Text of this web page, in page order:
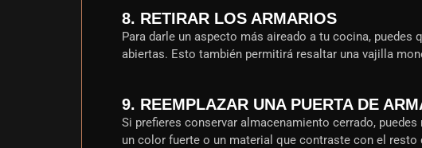
8. RETIRAR LOS ARMARIOS
Para darle un aspecto más aireado a tu cocina,
abiertas. Esto también permitirá resaltar una vajilla
9. REEMPLAZAR UNA PUERTA DE
Si prefieres conservar almacenamiento cerrado,
un color fuerte o un material que contraste con el resto